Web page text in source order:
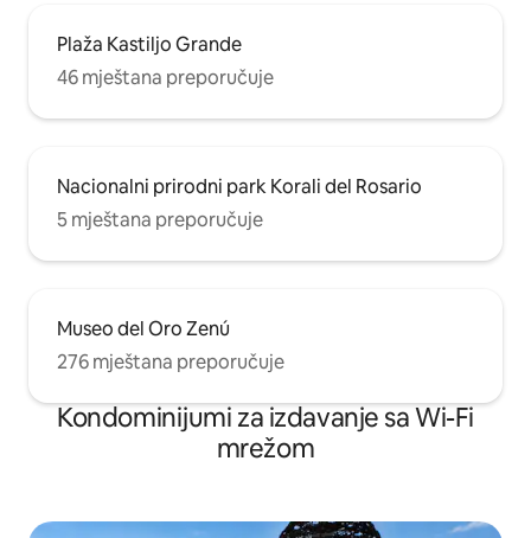
Plaža Kastiljo Grande
46 mještana preporučuje
Nacionalni prirodni park Korali del Rosario
5 mještana preporučuje
Museo del Oro Zenú
276 mještana preporučuje
Kondominijumi za izdavanje sa Wi-Fi
mrežom